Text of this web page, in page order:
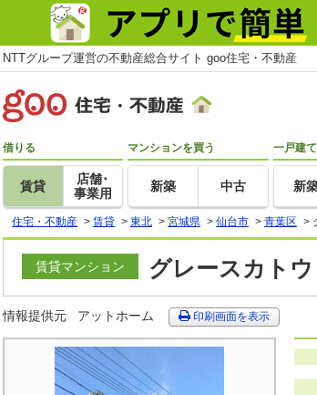
NTTグループ運営の不動産総合サイト goo住宅・不動産
借りる
賃貸
店舗･
事業用
マンションを買う
新築 中古
一戸建
新
住宅・不動産 > 賃貸 > 東北 > 宮城県 > 仙台市 > 青葉区 >
賃貸マンション グレースカト
情報提供元 アットホーム 印刷画面を表示